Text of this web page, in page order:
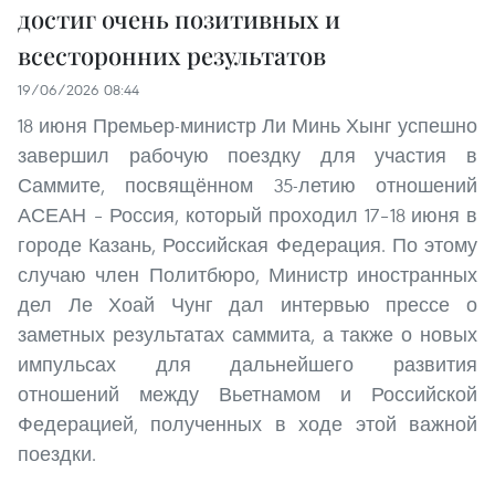
достиг очень позитивных и
всесторонних результатов
19/06/2026 08:44
18 июня Премьер-министр Ли Минь Хынг успешно
завершил рабочую поездку для участия в
Саммите, посвящённом 35-летию отношений
АСЕАН – Россия, который проходил 17–18 июня в
городе Казань, Российская Федерация. По этому
случаю член Политбюро, Министр иностранных
дел Ле Хоай Чунг дал интервью прессе о
заметных результатах саммита, а также о новых
импульсах для дальнейшего развития
отношений между Вьетнамом и Российской
Федерацией, полученных в ходе этой важной
поездки.